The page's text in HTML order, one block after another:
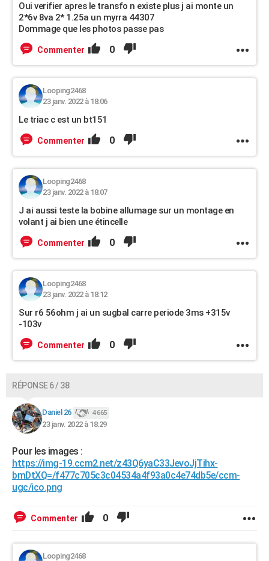
Oui verifier apres le transfo n existe plus j ai monte un
2*6v 8va 2* 1.25a un myrra 44307
Dommage que les photos passe pas
Commenter 0
Looping2468
23 janv. 2022 à 18:06
Le triac c est un bt151
Commenter 0
Looping2468
23 janv. 2022 à 18:07
J ai aussi teste la bobine allumage sur un montage en
volant j ai bien une étincelle
Commenter 0
Looping2468
23 janv. 2022 à 18:12
Sur r6 56ohm j ai un sugbal carre periode 3ms +315v
-103v
Commenter 0
RÉPONSE 6 / 38
Daniel 26 4 665
23 janv. 2022 à 18:29
Pour les images :
https://img-19.ccm2.net/z43Q6yaC33JevoJjTihx-
bmDtXQ=/f477c705c3c04534a4f93a0c4e74db5e/ccm-
ugc/ico.png
Commenter 0
Looping2468